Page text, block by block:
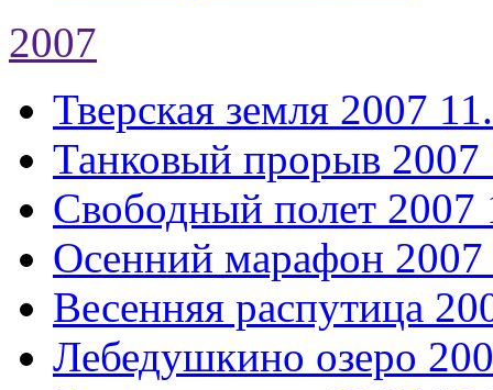
2007
Тверская земля 2007
Танковый прорыв 2007
Свободный полет 2007
Осенний марафон 2007
Весенняя распутица
Лебедушкино озеро